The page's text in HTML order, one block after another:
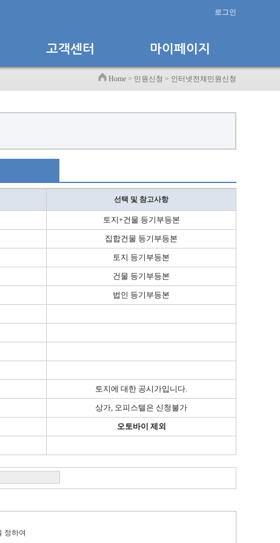
로그인
Home > 민원신청 > 인터넷전체민원신청
선택 및 참고사항
토지+건물 등기부등본
집합건물 등기부등본
토지 등기부등본
건물 등기부등본
법인 등기부등본
토지에 대한 공시가입니다.
상가, 오피스텔은 신청불가
오토바이 제외